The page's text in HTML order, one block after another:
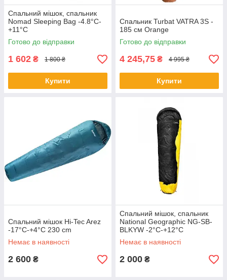
Спальний мішок, спальник
Nomad Sleeping Bag -4.8°C-
+11°C
Готово до відправки
1 602 ₴ 1 800 ₴
Купити
Спальник Turbat VATRA 3S -
185 см Orange
Готово до відправки
4 245,75 ₴ 4 995 ₴
Купити
Спальний мішок Hi-Tec Arez
-17°C-+4°C 230 cm
Немає в наявності
2 600 ₴
Спальний мішок, спальник
National Geographic NG-SB-
BLKYW -2°C-+12°C
Немає в наявності
2 000 ₴